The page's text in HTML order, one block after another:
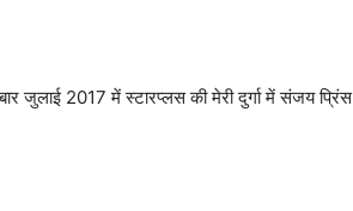
जुलाई 2017 में स्टारप्लस की मेरी दुर्गा में संजय प्रिंस